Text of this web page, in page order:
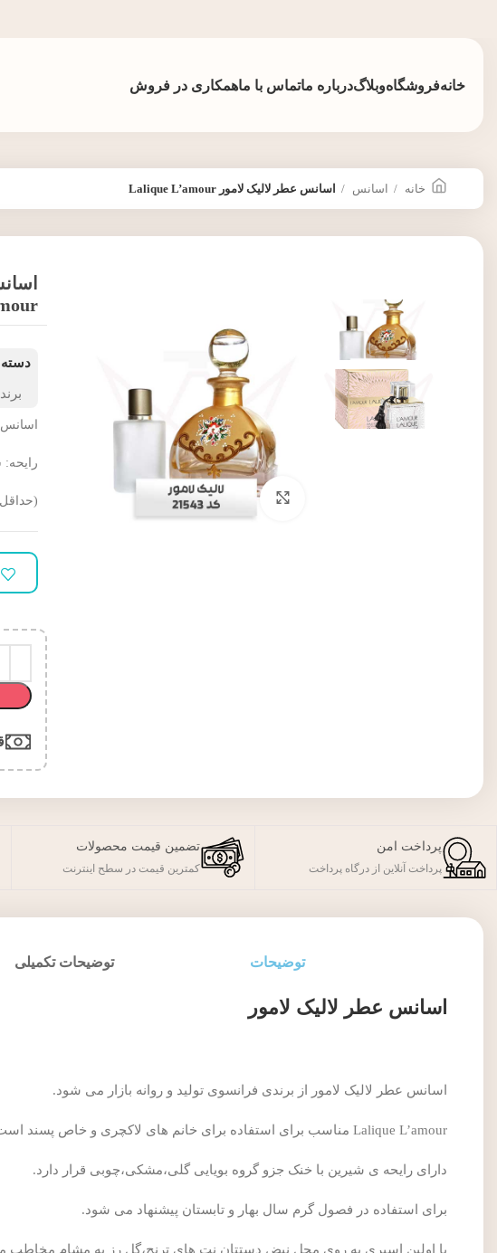
خانهفروشگاهوبلاگدرباره ماتماس با ماهمکاری در فروش
خانه اسانس اسانس عطر لالیک لامور Lalique L’amour
برای بزرگنمایی کلیک کنید (حداقل خرید
پرداخت امن
پرداخت آنلاین از درگاه پرداخت
تضمین قیمت محصولات
کمترین قیمت در سطح اینترنت
توضیحات توضیحات تکمیلی
اسانس عطر لالیک لامور
اسانس عطر لالیک لامور از برندی فرانسوی تولید و روانه بازار می شود.
Lalique L’amour مناسب برای استفاده برای خانم های لاکچری و خاص پسند است.
دارای رایحه ی شیرین با خنک جزو گروه بویایی گلی،مشکی،چوبی قرار دارد.
برای استفاده در فصول گرم سال بهار و تابستان پیشنهاد می شود.
با اولین اسپری به روی محل نبض دستتان نت های ترنج،گل رز به مشام